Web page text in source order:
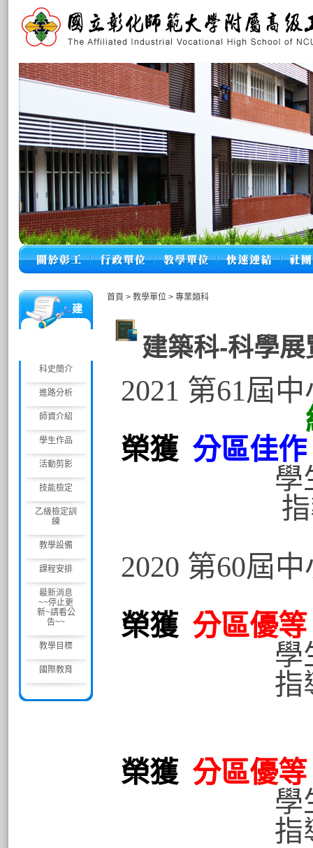
建
科史簡介
進路分析
師資介紹
學生作品
活動剪影
技能檢定
乙級檢定訓
練
教學設備
課程安排
最新消息
~~停止更
新~請看公
告~~
教學目標
國際教育
首頁 > 教學單位 > 專業類科
建築科-科學展
2021 第61屆
紙酯
榮獲 分區佳作
學生:吳
指導
2020 第60屆
榮獲 分區優等
學
指導
榮獲 分區優等
學
指導